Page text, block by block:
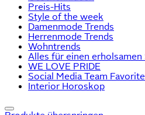
Preis-Hits
Style of the week
Damenmode Trends
Herrenmode Trends
Wohntrends
Alles für einen erholsamen
WE LOVE PRIDE
Social Media Team
Interior Horoskop